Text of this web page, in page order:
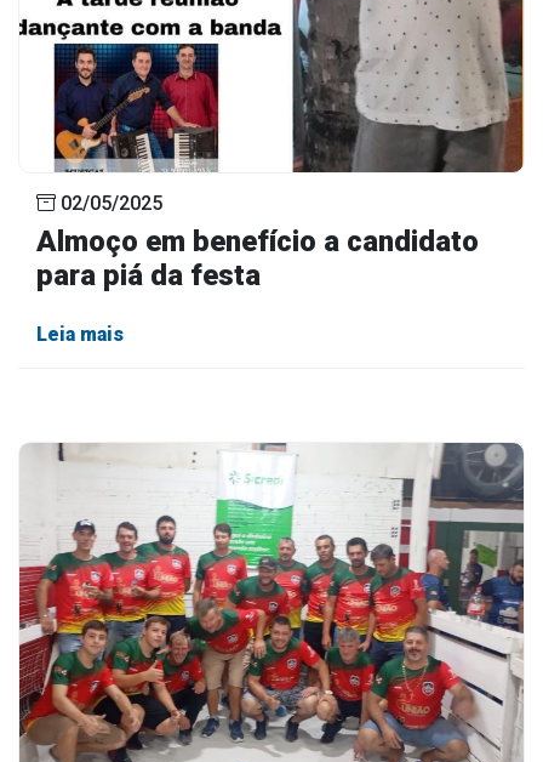
02/05/2025
Almoço em benefício a candidato
para piá da festa
Leia mais